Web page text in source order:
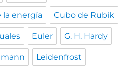
la energía Cubo de Rubik
Euler G. H. Hardy
Leidenfrost